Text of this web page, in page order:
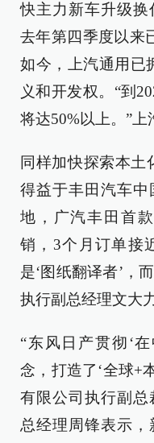
快主力新车升级换
去年第四季度以来
如今，上汽通用已
义和开发权。“到
将达50%以上。”上
同样加快探索本土
得益于丰田汽车中
地，广汽丰田首
销，3个月订单接
是‘图纸翻译者’，
执行副总经理文大
“东风日产贯彻‘
念，打造了‘全球+
有限公司执行副总
总经理周锋表示